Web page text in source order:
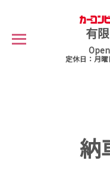
有
定休日：月
納